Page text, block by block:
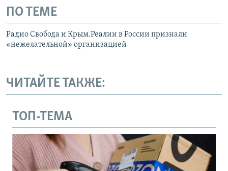
ПО ТЕМЕ
Радио Свобода и Крым.Реалии в России признали
«нежелательной» организацией
ЧИТАЙТЕ ТАКЖЕ:
ТОП-ТЕМА